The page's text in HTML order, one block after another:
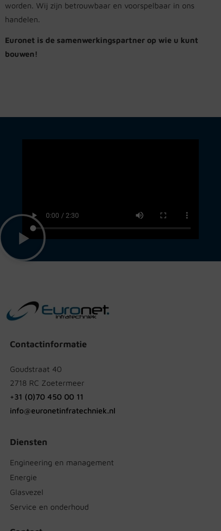
worden. Wij zijn betrouwbaar en voorspelbaar in ons
handelen.
Euronet is de samenwerkingspartner op wie u kunt
bouwen!
Contactinformatie
Goudstraat 40
2718 RC Zoetermeer
+31 (0)70 450 00 11
info@euronetinfratechniek.nl
Diensten
Engineering en management
Energie
Glasvezel
Service en onderhoud